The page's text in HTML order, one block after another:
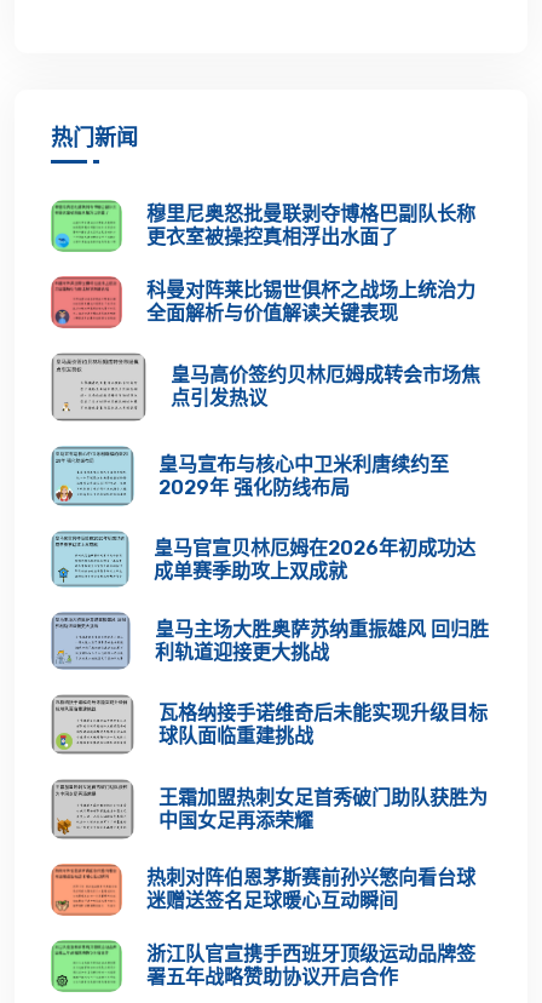
热门新闻
穆里尼奥怒批曼联剥夺博格巴副队长称
更衣室被操控真相浮出水面了
科曼对阵莱比锡世俱杯之战场上统治力
全面解析与价值解读关键表现
皇马高价签约贝林厄姆成转会市场焦
点引发热议
皇马宣布与核心中卫米利唐续约至
2029年 强化防线布局
皇马官宣贝林厄姆在2026年初成功达
成单赛季助攻上双成就
皇马主场大胜奥萨苏纳重振雄风 回归胜
利轨道迎接更大挑战
瓦格纳接手诺维奇后未能实现升级目标
球队面临重建挑战
王霜加盟热刺女足首秀破门助队获胜为
中国女足再添荣耀
热刺对阵伯恩茅斯赛前孙兴慜向看台球
迷赠送签名足球暖心互动瞬间
浙江队官宣携手西班牙顶级运动品牌签
署五年战略赞助协议开启合作